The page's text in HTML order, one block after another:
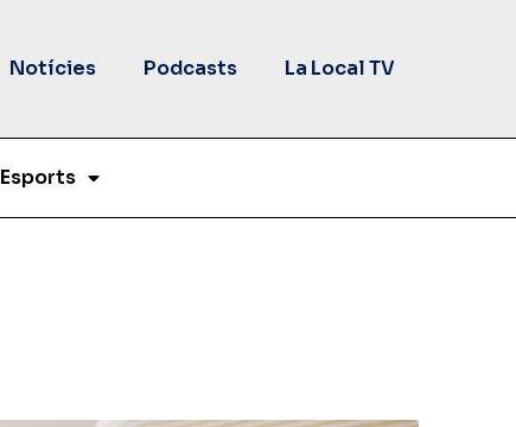
Notícies Podcasts La Local TV
Esports